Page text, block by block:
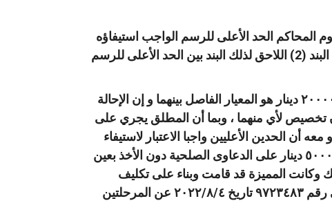
من الجدول الملحق بنظام رسوم المحاكم الحد الأعلى للرسم الواجب استيفاؤه
بمبلغ و قدره ١٢٠٠ دينار إذا كانت قيمة الدعوى لا تتجاوز مبلغا وقدره ٢٠٠٠٠٠دينار، كما أن البند (2) اللاحق لذلك البند بين الحد الأعلى للرسم
3️⃣ وبما أن المشرع بين الحدين الأعليين لاستيفاء الرسم في الدعوى البدائية معتبرا مبلغ ٢٠٠٠٠٠ دينار هو المعيار الفاصل بينهما و إن الإحالة
تخصيص لأي منهما ، وبما أن المطلق يجري على
المدني، الأمر الذي يغدو معه أن الحدين الأعليين واجبا الاعتبار لاستيفاء
الرسم بالنسبة للدعاوى الصلحية، وبالتالي لا يرد القول بتطبيق الحد الأعلى و البالغ مقداره ٥٠٠٠ دينار على الدعاوى الصلحية دون الأخذ بعين
وكانت المميزة قد قامت وبناء على تكليف
محكمة البداية بصفتها الاستئنافية بدفع فرق رسم مقداره ٥٢٩٥دينار بموجب الوصل المالي رقم ٩٧٢٣٤٨٣ تاريخ ٢٠٢٢/٨/٤ عن المرحلتين